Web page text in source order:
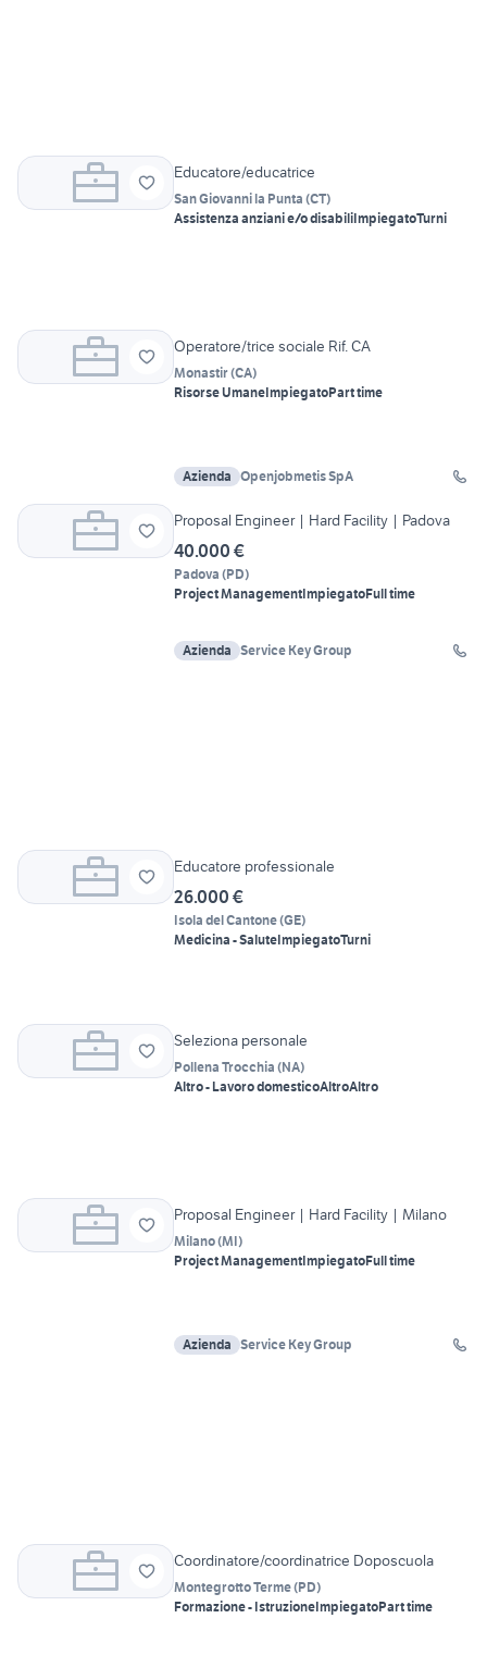
Educatore/educatrice
San Giovanni la Punta (CT)
Assistenza anziani e/o disabiliImpiegatoTurni
Operatore/trice sociale Rif. CA
Monastir(CA)
Risorse UmaneImpiegatoPart time
Azienda Openjobmetis SpA
Proposal Engineer | Hard Facility | Padova
40.000 €
Padova (PD)
Project ManagementImpiegatoFull time
Azienda Service Key Group
Educatore professionale
26.000 €
Isola del Cantone(GE)
Medicina - SaluteImpiegatoTurni
Seleziona personale
Pollena Trocchia (NA)
Altro - Lavoro domesticoAltroAltro
Proposal Engineer | Hard Facility | Milano
Milano(MI)
Project ManagementImpiegatoFull time
Azienda Service Key Group
Coordinatore/coordinatrice Doposcuola
Montegrotto Terme(PD)
Formazione - IstruzioneImpiegatoPart time